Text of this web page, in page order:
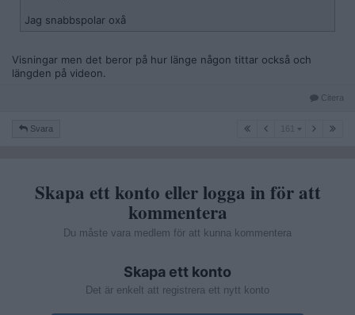
Jag snabbspolar oxå
Visningar men det beror på hur länge någon tittar också och
längden på videon.
Citera
Svara 161
Skapa ett konto eller logga in för att
kommentera
Du måste vara medlem för att kunna kommentera
Skapa ett konto
Det är enkelt att registrera ett nytt konto